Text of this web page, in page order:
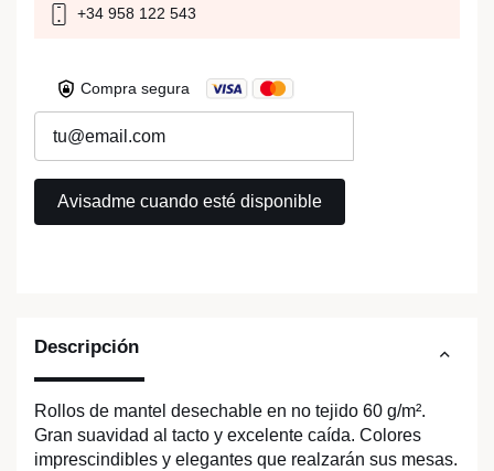
Descripción
Rollos de mantel desechable en no tejido 60 g/m².
Gran suavidad al tacto y excelente caída. Colores
imprescindibles y elegantes que realzarán sus mesas.
+34 958 122 543
Compra segura